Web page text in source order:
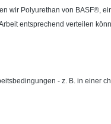
wir Polyurethan von BASF®,
entsprechend verteilen
- z. B. in einer